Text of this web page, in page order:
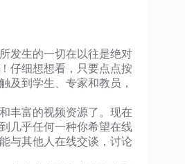
发生的一切在以往是绝对
仔细想想看，只要点点按
及到学生、专家和教员，
丰富的视频资源了。现在
几乎任何一种你希望在线
与其他人在线交谈，讨论